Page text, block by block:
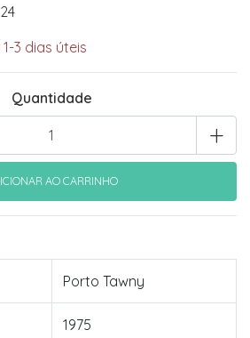
1-3 dias úteis
Quantidade
+
Porto Tawny
1975